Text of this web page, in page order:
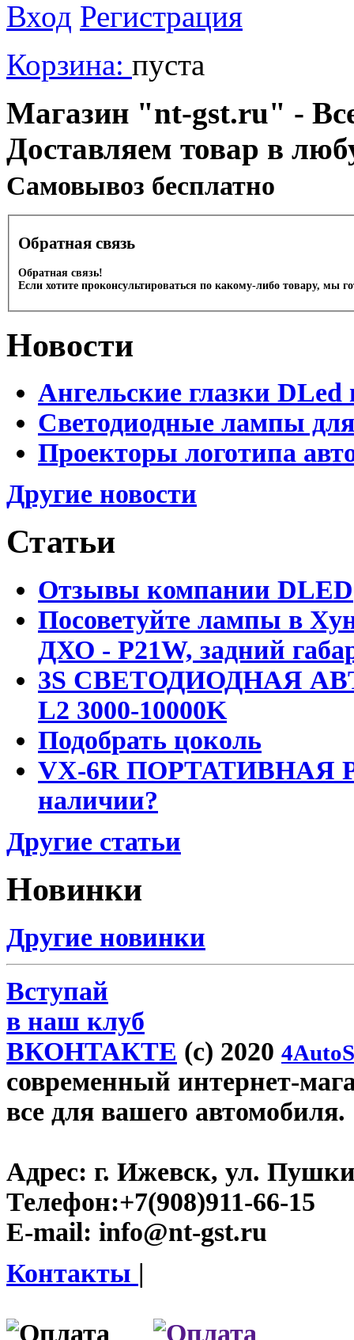
Вход Регистрация
Корзина: пуста
Магазин "nt-gst.ru" -
Доставляем товар в
Cамовывоз бесплатно
Обратная связь
Обратная связь!
Если хотите проконсультироваться по какому-либо товару, мы
Новости
Ангельские глазки DLed
Светодиодные лампы
Проекторы логотипа
Другие новости
Статьи
Отзывы компании DLED
Посоветуйте лампы в
ДХО - P21W, задний
3S СВЕТОДИОДНАЯ
L2 3000-10000K
Подобрать цоколь
VX-6R ПОРТАТИВНАЯ
наличии?
Другие статьи
Новинки
Другие новинки
Вступай
в наш клуб
ВКОНТАКТЕ (c) 2020
современный интернет-
все для вашего автомобиля.
Адрес: г. Ижевск, ул.
Телефон:+7(908)911-66-15
E-mail: info@nt-gst.ru
Контакты |